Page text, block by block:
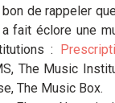
de rappeler
fait éclore une
:
The Music
The Music Box.